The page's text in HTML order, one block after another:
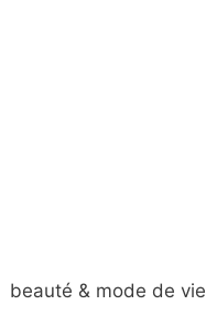
beauté & mode de vie